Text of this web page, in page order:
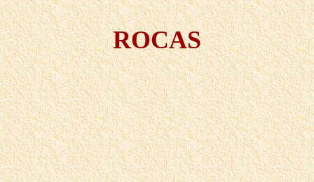
ROCAS